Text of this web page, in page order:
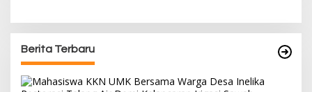
Berita Terbaru